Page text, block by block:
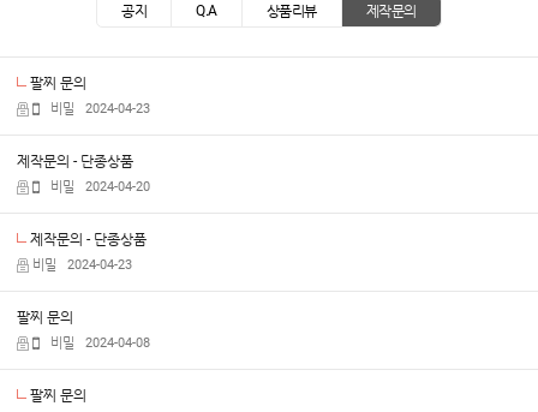
공지 Q.A 상품리뷰 제작문의
팔찌 문의
비밀 2024-04-23
제작문의 - 단종상품
비밀 2024-04-20
제작문의 - 단종상품
비밀 2024-04-23
팔찌 문의
비밀 2024-04-08
팔찌 문의